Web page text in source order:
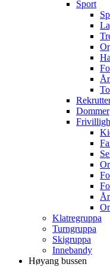
Sport
Dommer
Klatregruppa
Turngruppa
Skigruppa
Innebandy
Høyang bussen